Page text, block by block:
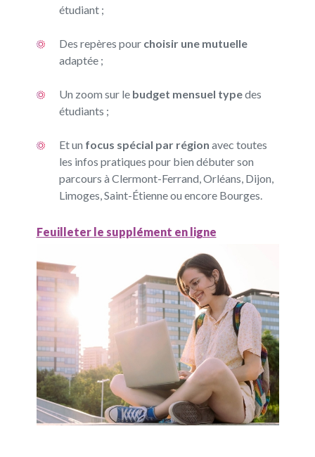
étudiant ;
Des repères pour choisir une mutuelle
adaptée ;
Un zoom sur le budget mensuel typedes
étudiants ;
Et un focus spécial par région avec toutes
les infos pratiques pour bien débuter son
parcours à Clermont-Ferrand, Orléans, Dijon,
Limoges, Saint-Étienne ou encore Bourges.
Feuilleter le supplément en ligne